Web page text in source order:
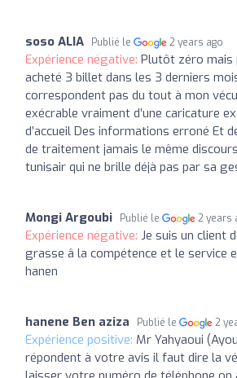
soso ALIA Publié le 2 years ago
Expérience négative: Plutôt zéro mais
acheté 3 billet dans les 3 derniers
correspondent pas du tout à mon
exécrable vraiment d’une caricature
d’accueil Des informations erroné Et
de traitement jamais le même
tunisair qui ne brille déjà pas par sa
Mongi Argoubi Publié le 2 years
Expérience négative: Je suis un client
grasse â la compétence et le service
hanen
hanene Ben aziza Publié le 2
Expérience positive: Mr Yahyaoui
répondent à votre avis il faut dire la